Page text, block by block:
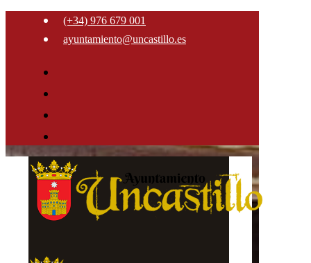
(+34) 976 679 001
ayuntamiento@uncastillo.es